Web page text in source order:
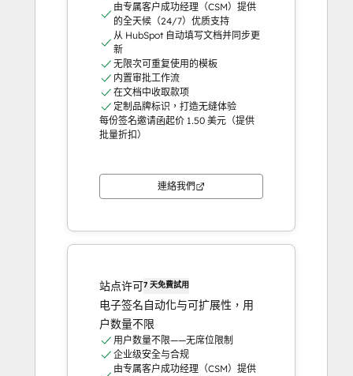
由专属客户成功经理（CSM）提供
的全天候（24/7）优质支持
从 HubSpot 自动填写文档并同步更
新
无限次可重复使用的模板
内置审批工作流
在文档中收取款项
定制品牌标识，打造无缝体验
每份签名邀请函起价 1.50 美元（提供
批量折扣）
連絡我們
站点许可7 天免費試用
电子签名自动化与可扩展性，用
户数量不限
用户数量不限——无席位限制
企业级安全与合规
由专属客户成功经理（CSM）提供